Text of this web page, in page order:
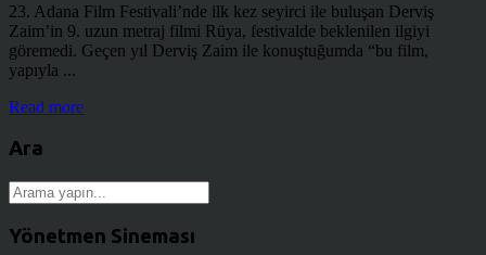
23. Adana Film Festivali’nde ilk kez seyirci ile buluşan Derviş
Zaim’in 9. uzun metraj filmi Rüya, festivalde beklenilen ilgiyi
göremedi. Geçen yıl Derviş Zaim ile konuştuğumda “bu film,
yapıyla ...
Read more
Ara
Yönetmen Sineması